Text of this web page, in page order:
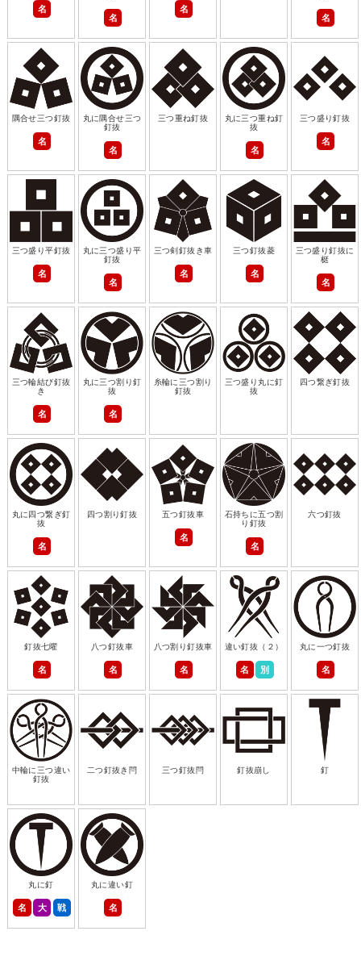
名
名
名
名
隅合せ三つ釘抜
名
丸に隅合せ三つ
釘抜
名
三つ重ね釘抜
丸に三つ重ね釘
抜
名
三つ盛り釘抜
名
三つ盛り平釘抜
名
丸に三つ盛り平
釘抜
名
三つ剣釘抜き車
名
三つ釘抜菱
名
三つ盛り釘抜に
梃
名
三つ輪結び釘抜
き
名
丸に三つ割り釘
抜
名
糸輪に三つ割り
釘抜
三つ盛り丸に釘
抜
四つ繋ぎ釘抜
丸に四つ繋ぎ釘
抜
名
四つ割り釘抜 五つ釘抜車
名
石持ちに五つ割
り釘抜
名
六つ釘抜
釘抜七曜
名
八つ釘抜車
名
八つ割り釘抜車
名
違い釘抜（２）
名 別
丸に一つ釘抜
名
中輪に三つ違い
釘抜
二つ釘抜き閂 三つ釘抜閂 釘抜崩し 釘
丸に釘
名 大 戦
丸に違い釘
名